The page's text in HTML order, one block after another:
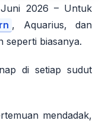
2026 – Untuk
, Aquarius, dan
seperti biasanya.
di setiap sudut
mendadak,